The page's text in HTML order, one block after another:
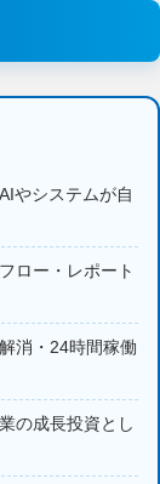
やシステムが自
ロー・レポート
消・24時間稼働
の成長投資とし